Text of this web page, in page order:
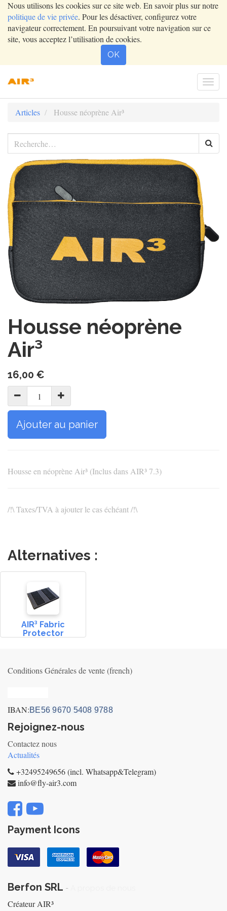
Nous utilisons les cookies sur ce site web. En savoir plus sur notre
politique de vie privée. Pour les désactiver, configurez votre
navigateur correctement. En poursuivant votre navigation sur ce
site, vous acceptez l’utilisation de cookies.
OK
Articles Housse néoprène Air³
Housse néoprène
Air³
16,00 €
Ajouter au panier
Housse en néoprène Air³ (Inclus dans AIR³ 7.3)
/!\ Taxes/TVA à ajouter le cas échéant /!\
Alternatives :
AIR³ Fabric
Protector
Conditions Générales de vente (french)
IBAN:BE56 9670 5408 9788
Rejoignez-nous
Contactez nous
Actualités
+32495249656 (incl. Whatsapp&Telegram)
info@fly-air3.com
Payment Icons
Berfon SRL -
Créateur AIR³